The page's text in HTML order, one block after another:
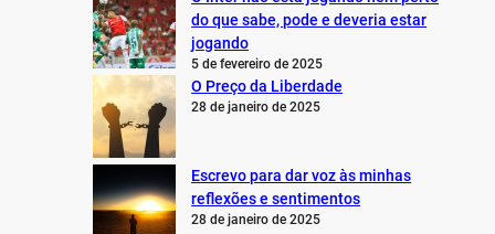
do que sabe, pode e deveria estar
jogando
5 de fevereiro de 2025
O Preço da Liberdade
28 de janeiro de 2025
Escrevo para dar voz às minhas
reflexões e sentimentos
28 de janeiro de 2025